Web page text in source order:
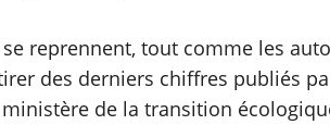
reprennent, tout comme les
des derniers chiffres publiés
ministère de la transition